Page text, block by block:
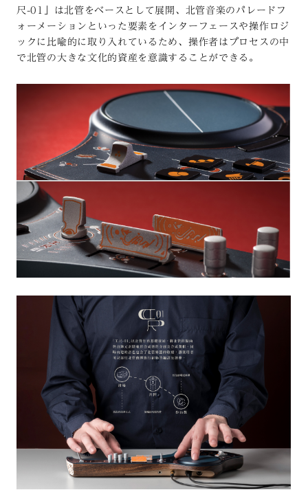
尺-01」は北管をベースとして展開、北管音楽のパレードフ
ォーメーションといった要素をインターフェースや操作ロジ
ックに比喩的に取り入れているため、操作者はプロセスの中
で北管の大きな文化的資産を意識することができる。